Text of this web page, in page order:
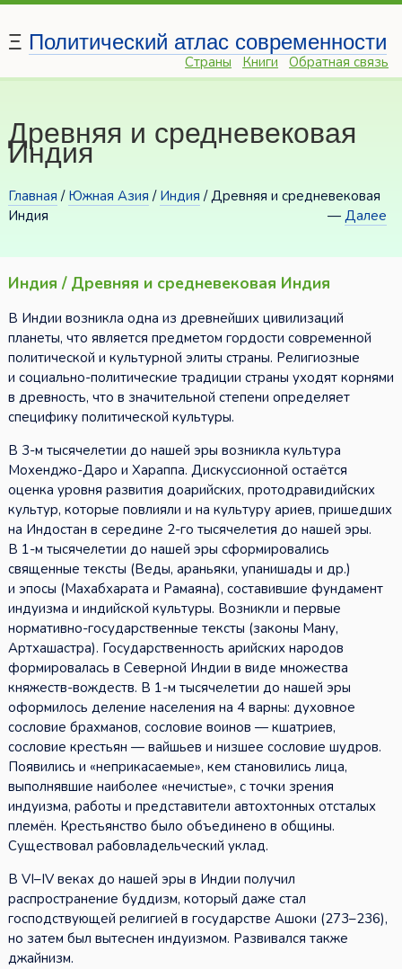
Ξ Политический атлас современности
Страны Книги Обратная связь
Древняя и средневековая
Индия
Главная / Южная Азия / Индия / Древняя и средневековая
Индия
—Далее
Индия / Древняя и средневековая Индия
В Индии возникла одна из древнейших цивилизаций
планеты, что является предметом гордости современной
политической и культурной элиты страны. Религиозные
и социально-политические традиции страны уходят корнями
в древность, что в значительной степени определяет
специфику политической культуры.
В 3-м тысячелетии до нашей эры возникла культура
Мохенджо-Даро и Хараппа. Дискуссионной остаётся
оценка уровня развития доарийских, протодравидийских
культур, которые повлияли и на культуру ариев, пришедших
на Индостан в середине 2-го тысячелетия до нашей эры.
В 1-м тысячелетии до нашей эры сформировались
священные тексты (Веды, араньяки, упанишады и др.)
и эпосы (Махабхарата и Рамаяна), составившие фундамент
индуизма и индийской культуры. Возникли и первые
нормативно-государственные тексты (законы Ману,
Артхашастра). Государственность арийских народов
формировалась в Северной Индии в виде множества
княжеств-вождеств. В 1-м тысячелетии до нашей эры
оформилось деление населения на 4 варны: духовное
сословие брахманов, сословие воинов — кшатриев,
сословие крестьян — вайшьев и низшее сословие шудров.
Появились и «неприкасаемые», кем становились лица,
выполнявшие наиболее «нечистые», с точки зрения
индуизма, работы и представители автохтонных отсталых
племён. Крестьянство было объединено в общины.
Существовал рабовладельческий уклад.
В VI–IV веках до нашей эры в Индии получил
распространение буддизм, который даже стал
господствующей религией в государстве Ашоки (273–236),
но затем был вытеснен индуизмом. Развивался также
джайнизм.